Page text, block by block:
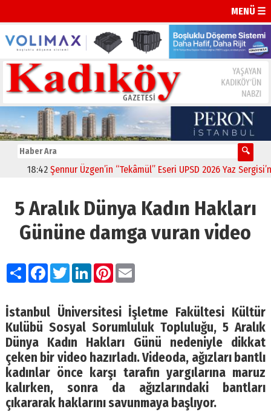
MENÜ ☰
18:42 Şennur Üzgen’in “Tekâmül” Eseri UPSD 2026 Yaz
5 Aralık Dünya Kadın Hakları
Gününe damga vuran video
PaylaşFacebook
TwitterLinkedIn
Pinterest
Email
İstanbul Üniversitesi İşletme Fakültesi Kültür
Kulübü Sosyal Sorumluluk Topluluğu, 5 Aralık
Dünya Kadın Hakları Günü nedeniyle dikkat
çeken bir video hazırladı. Videoda, ağızları bantlı
kadınlar önce karşı tarafın yargılarına maruz
kalırken, sonra da ağızlarındaki bantları
çıkararak haklarını savunmaya başlıyor.